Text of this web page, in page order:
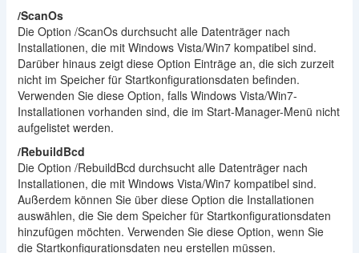
/ScanOs
Die Option /ScanOs durchsucht alle Datenträger nach
Installationen, die mit Windows Vista/Win7 kompatibel sind.
Darüber hinaus zeigt diese Option Einträge an, die sich zurzeit
nicht im Speicher für Startkonfigurationsdaten befinden.
Verwenden Sie diese Option, falls Windows Vista/Win7-
Installationen vorhanden sind, die im Start-Manager-Menü nicht
aufgelistet werden.
/RebuildBcd
Die Option /RebuildBcd durchsucht alle Datenträger nach
Installationen, die mit Windows Vista/Win7 kompatibel sind.
Außerdem können Sie über diese Option die Installationen
auswählen, die Sie dem Speicher für Startkonfigurationsdaten
hinzufügen möchten. Verwenden Sie diese Option, wenn Sie
die Startkonfigurationsdaten neu erstellen müssen.